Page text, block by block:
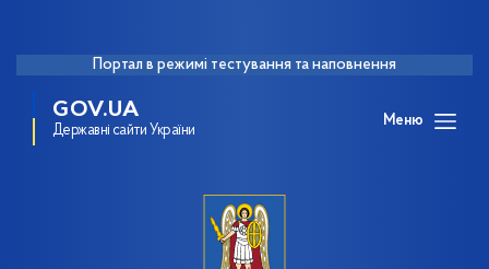
Портал в режимі тестування та наповнення
GOV.UA
Державні сайти України
Меню